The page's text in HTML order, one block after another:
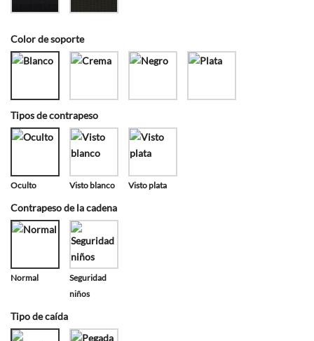
Color de soporte
Tipos de contrapeso
Oculto Visto blanco Visto plata
Contrapeso de la cadena
Normal
Seguridad
niños
Tipo de caída